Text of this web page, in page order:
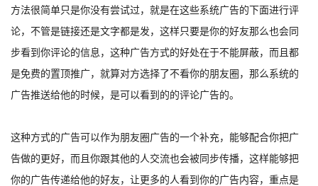
方法很简单只是你没有尝试过，就是在这些系统广告的下面进行评
论，不管是链接还是文字都是发，这样只要是你的好友那么也会同
步看到你评论的信息，这种广告方式的好处在于不能屏蔽，而且都
是免费的置顶推广，就算对方选择了不看你的朋友圈，那么系统的
广告推送给他的时候，是可以看到的的评论广告的。
这种方式的广告可以作为朋友圈广告的一个补充，能够配合你把广
告做的更好，而且你跟其他的人交流也会被同步传播，这样能够把
你的广告传递给他的好友，让更多的人看到你的广告内容，重点是